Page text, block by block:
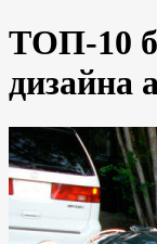
ТОП-10
дизайна